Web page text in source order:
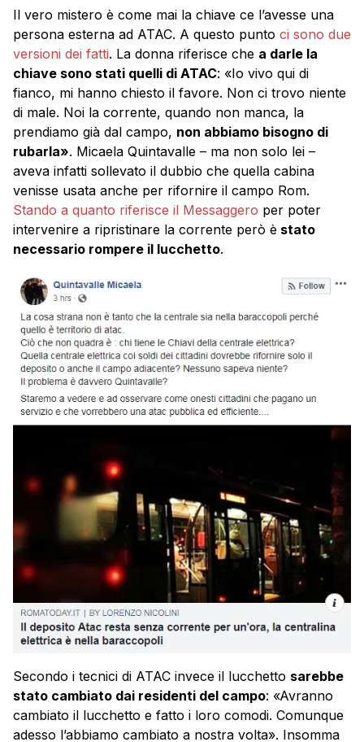
Il vero mistero è come mai la chiave ce l’avesse una
persona esterna ad ATAC. A questo punto ci sono due
versioni dei fatti. La donna riferisce che a darle la
chiave sono stati quelli di ATAC: «Io vivo qui di
fianco, mi hanno chiesto il favore. Non ci trovo niente
di male. Noi la corrente, quando non manca, la
prendiamo già dal campo, non abbiamo bisogno di
rubarla». Micaela Quintavalle – ma non solo lei –
aveva infatti sollevato il dubbio che quella cabina
venisse usata anche per rifornire il campo Rom.
Stando a quanto riferisce il Messaggero per poter
intervenire a ripristinare la corrente però è stato
necessario rompere il lucchetto.
Secondo i tecnici di ATAC invece il lucchetto sarebbe
stato cambiato dai residenti del campo: «Avranno
cambiato il lucchetto e fatto i loro comodi. Comunque
adesso l’abbiamo cambiato a nostra volta». Insomma